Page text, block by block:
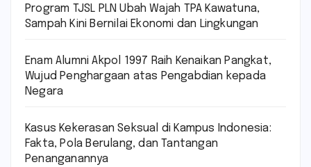
Program TJSL PLN Ubah Wajah TPA Kawatuna,
Sampah Kini Bernilai Ekonomi dan Lingkungan
Enam Alumni Akpol 1997 Raih Kenaikan Pangkat,
Wujud Penghargaan atas Pengabdian kepada
Negara
Kasus Kekerasan Seksual di Kampus Indonesia:
Fakta, Pola Berulang, dan Tantangan
Penanganannya